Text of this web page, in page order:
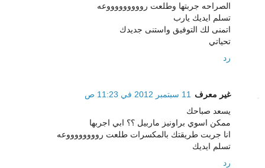
الصراحه جربتها وطلعت روووووووووعه
تسلم ايديك يارب
اتمنى لك التوفيق واستنى جديدك
تحياتي
رد
غير معرف
11 سبتمبر 2012 في 11:23 ص
يسعد صباحك
ممكن اسوي براونيز ماربيل ؟؟ ابي اجربها
انا جربت طريقتك بالمكسرات طلعت رووووووووعه
تسلم ايديك
رد